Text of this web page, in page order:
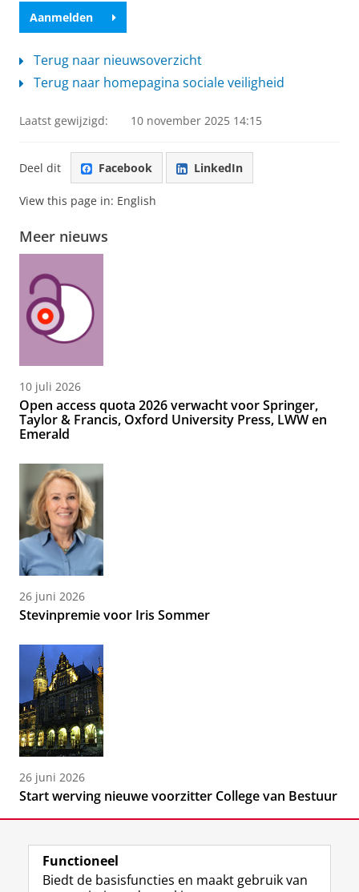
Aanmelden
Terug naar nieuwsoverzicht
Terug naar homepagina sociale veiligheid
Laatst gewijzigd: 10 november 2025 14:15
Deel dit Facebook LinkedIn
View this page in: English
Meer nieuws
10 juli 2026
Open access quota 2026 verwacht voor Springer,
Taylor & Francis, Oxford University Press, LWW en
Emerald
26 juni 2026
Stevinpremie voor Iris Sommer
26 juni 2026
Start werving nieuwe voorzitter College van Bestuur
Functioneel
Biedt de basisfuncties en maakt gebruik van